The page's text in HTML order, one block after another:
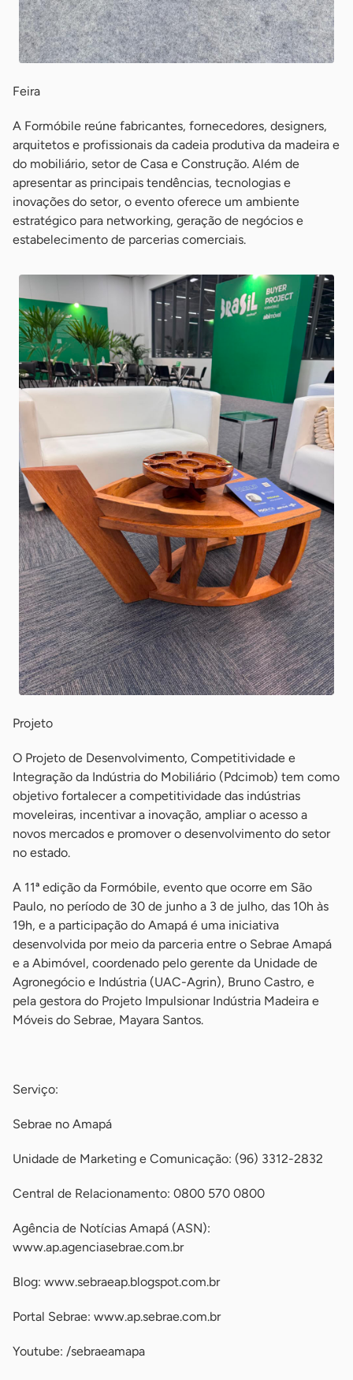
Feira
A Formóbile reúne fabricantes, fornecedores, designers,
arquitetos e profissionais da cadeia produtiva da madeira e
do mobiliário, setor de Casa e Construção. Além de
apresentar as principais tendências, tecnologias e
inovações do setor, o evento oferece um ambiente
estratégico para networking, geração de negócios e
estabelecimento de parcerias comerciais.
Projeto
O Projeto de Desenvolvimento, Competitividade e
Integração da Indústria do Mobiliário (Pdcimob) tem como
objetivo fortalecer a competitividade das indústrias
moveleiras, incentivar a inovação, ampliar o acesso a
novos mercados e promover o desenvolvimento do setor
no estado.
A 11ª edição da Formóbile, evento que ocorre em São
Paulo, no período de 30 de junho a 3 de julho, das 10h às
19h, e a participação do Amapá é uma iniciativa
desenvolvida por meio da parceria entre o Sebrae Amapá
e a Abimóvel, coordenado pelo gerente da Unidade de
Agronegócio e Indústria (UAC-Agrin), Bruno Castro, e
pela gestora do Projeto Impulsionar Indústria Madeira e
Móveis do Sebrae, Mayara Santos.
Serviço:
Sebrae no Amapá
Unidade de Marketing e Comunicação: (96) 3312-2832
Central de Relacionamento: 0800 570 0800
Agência de Notícias Amapá (ASN):
www.ap.agenciasebrae.com.br
Blog: www.sebraeap.blogspot.com.br
Portal Sebrae: www.ap.sebrae.com.br
Youtube: /sebraeamapa